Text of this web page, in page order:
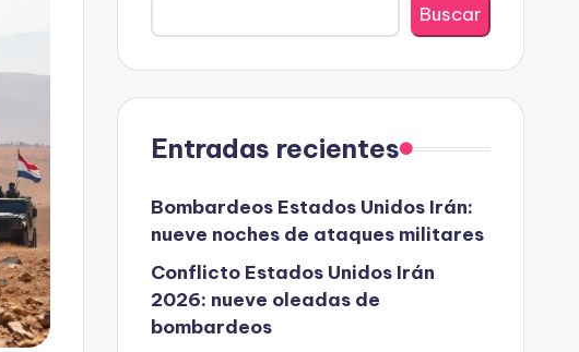
Buscar
Entradas recientes
Bombardeos Estados Unidos Irán:
nueve noches de ataques militares
Conflicto Estados Unidos Irán
2026: nueve oleadas de
bombardeos